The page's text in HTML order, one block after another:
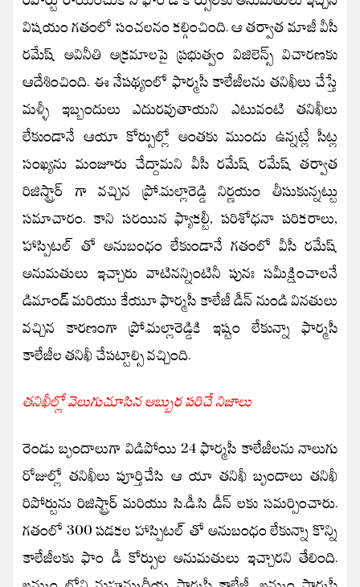
విషయం గతంలో సంచలనం కల్గించింది. ఆ తర్వాత మాజీ వీసీ
రమేష్ అవినీతి అక్రమాలపై ప్రభుత్వం విజిలెన్స్ విచారణకు
ఆదేశించింది. ఈ నేపథ్యంలో ఫార్మసీ కాలేజీలను తనిఖీలు చేస్తే
మళ్ళీ ఇబ్బందులు ఎదురవుతాయని ఎటువంటి తనిఖీలు
లేకుండానే ఆయా కోర్సుల్లో అంతకు ముందు ఉన్నట్లే సీట్ల
సంఖ్యను మంజూరు చేద్దామని వీసీ రమేష్ రమేష్ తర్వాత
రిజిస్ట్రార్ గా వచ్చిన ప్రో.మల్లారెడ్డి నిర్ణయం తీసుకున్నట్టు
సమాచారం. కాని సరయిన ఫ్యాకల్టీ, పరిశోధనా పరికరాలు,
హాస్పిటల్ తో అనుబంధం లేకుండానే గతంలో వీసీ రమేష్
అనుమతులు ఇచ్చారు వాటినన్నింటినీ పునః సమీక్షించాలనే
డిమాండ్ మరియు కేయూ ఫార్మసీ కాలేజీ డీన్ నుండి వినతులు
వచ్చిన కారణంగా ప్రో.మల్లారెడ్డికి ఇష్టం లేకున్నా ఫార్మసీ
కాలేజీల తనిఖీ చేపట్టాల్సి వచ్చింది.
తనిఖీల్లో వెలుగుచూసిన అబ్బుర పరిచే నిజాలు
రెండు బృందాలుగా విడిపోయి 24 ఫార్మసీ కాలేజీలను నాలుగు
రోజుల్లో తనిఖీలు పూర్తిచేసి ఆ యా తనిఖీ బృందాలు తనిఖీ
రిపోర్టును రిజిస్ట్రార్ మరియు సి.డీ.సి డీన్ లకు సమర్పించారు.
గతంలో 300 పడకల హాస్పిటల్ తో అనుబంధం లేకున్నా కొన్ని
కాలేజీలకు ఫాం డీ కోర్సుల అనుమతులు ఇచ్చారని తేలింది.